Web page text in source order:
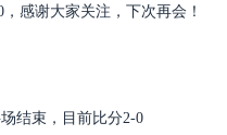
感谢大家关注，下次再会！
结束，目前比分2-0